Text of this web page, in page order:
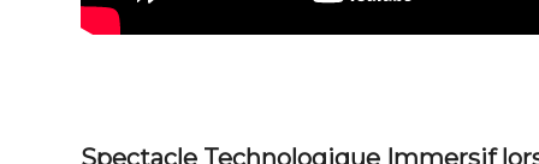
Spectacle Technologique Immersif